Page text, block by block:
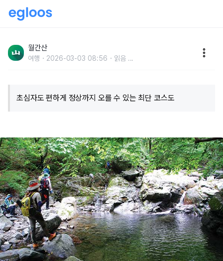
월간산
여행 2026-03-03 08:56 읽음 ...
초심자도 편하게 정상까지 오를 수 있는 최단 코스도